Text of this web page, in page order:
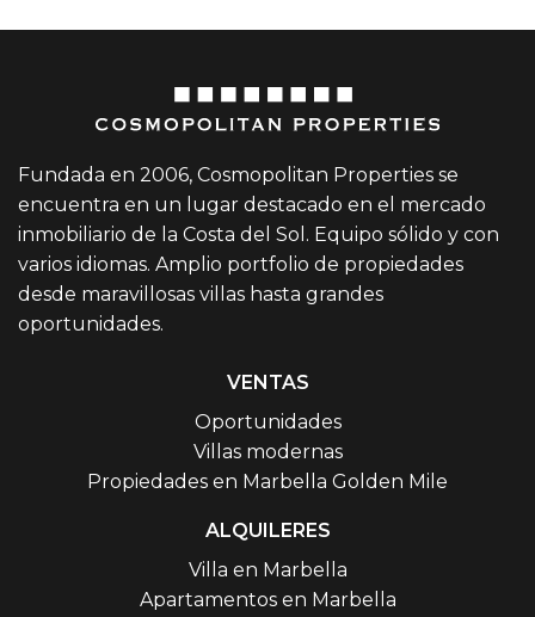
Fundada en 2006, Cosmopolitan Properties se
encuentra en un lugar destacado en el mercado
inmobiliario de la Costa del Sol. Equipo sólido y con
varios idiomas. Amplio portfolio de propiedades
desde maravillosas villas hasta grandes
oportunidades.
VENTAS
Oportunidades
Villas modernas
Propiedades en Marbella Golden Mile
ALQUILERES
Villa en Marbella
Apartamentos en Marbella